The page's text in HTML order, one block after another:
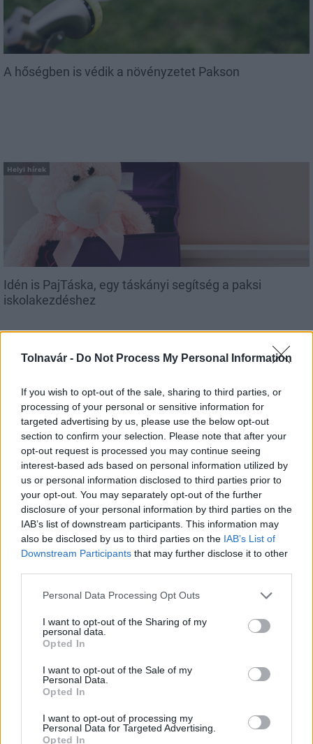
Tolnavár - Do Not Process My Personal Information
If you wish to opt-out of the sale, sharing to third parties, or
processing of your personal or sensitive information for
targeted advertising by us, please use the below opt-out
section to confirm your selection. Please note that after your
opt-out request is processed you may continue seeing
interest-based ads based on personal information utilized by
us or personal information disclosed to third parties prior to
your opt-out. You may separately opt-out of the further
disclosure of your personal information by third parties on the
IAB’s list of downstream participants. This information may
also be disclosed by us to third parties on the IAB’s List of
Downstream Participants that may further disclose it to other
Please note that this website/app uses one or more Google
not limited to your visit or usage behaviour. You may click to
grant or deny consent to Google and its third-party tags to
use your data for below specified purposes in below Google
consent section.
Personal Data Processing Opt Outs
I want to opt-out of the Sharing of my
personal data.
Opted In
I want to opt-out of the Sale of my
Personal Data.
Opted In
I want to opt-out of processing my
Personal Data for Targeted Advertising.
Opted In
A hőségben is védik a növényzetet Pakson
Helyi hírek
Idén is PajTáska, egy táskányi segítség a paksi
iskolakezdéshez
MAGYAR ÉPÍTŐK
Mi épül?
Hódmezővásárhely iskolaépítés FERROÉP Zrt. oktatási beruházás
Másfélszeresére bővítik Hódmezővásárhely jó hírű
református iskoláját
A Szőnyi Benjámin Általános Iskola fejlesztését a FERROÉP
Látványos építési szakasz indult be a